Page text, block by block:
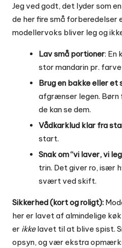
Jeg ved godt, det lyder som
de her fire små forberedelser
modellervoks bliver leg og
Lav små portioner: En
stor mandarin pr.
Brug en bakke eller
afgrænser legen. Børn
de kan se dem.
Vådkarklud klar fra
start.
Snak om “vi laver, vi
trin. Det giver ro, især
svært ved skift.
Sikkerhed (kort og roligt):
her er lavet af almindelige
er ikkelavet til at blive spist.
opsyn, og vær ekstra